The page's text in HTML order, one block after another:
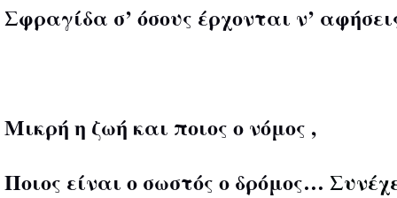
Σφραγίδα σ’ όσους έρχονται ν’
Μικρή η ζωή και ποιος ο νόμος ,
Ποιος είναι ο σωστός ο δρόμος…